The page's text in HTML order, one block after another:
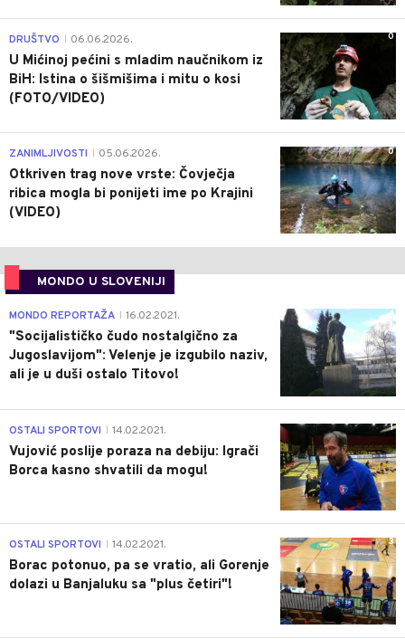
0
DRUŠTVO 06.06.2026.
U Mićinoj pećini s mladim naučnikom iz
BiH: Istina o šišmišima i mitu o kosi
(FOTO/VIDEO)
0
ZANIMLJIVOSTI 05.06.2026.
Otkriven trag nove vrste: Čovječja
ribica mogla bi ponijeti ime po Krajini
(VIDEO)
MONDO U SLOVENIJI
4
MONDO REPORTAŽA 16.02.2021.
"Socijalističko čudo nostalgično za
Jugoslavijom": Velenje je izgubilo naziv,
ali je u duši ostalo Titovo!
1
OSTALI SPORTOVI 14.02.2021.
Vujović poslije poraza na debiju: Igrači
Borca kasno shvatili da mogu!
3
OSTALI SPORTOVI 14.02.2021.
Borac potonuo, pa se vratio, ali Gorenje
dolazi u Banjaluku sa "plus četiri"!